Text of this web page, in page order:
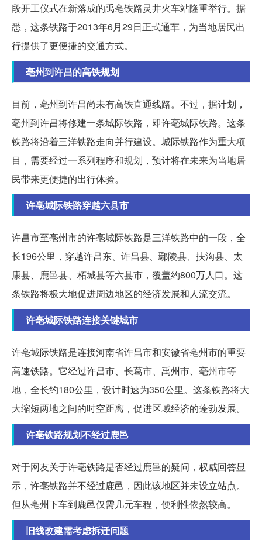
段开工仪式在新落成的禹亳铁路灵井火车站隆重举行。据
悉，这条铁路于2013年6月29日正式通车，为当地居民出
行提供了更便捷的交通方式。
亳州到许昌的高铁规划
目前，亳州到许昌尚未有高铁直通线路。不过，据计划，
亳州到许昌将修建一条城际铁路，即许亳城际铁路。这条
铁路将沿着三洋铁路走向并行建设。城际铁路作为重大项
目，需要经过一系列程序和规划，预计将在未来为当地居
民带来更便捷的出行体验。
许亳城际铁路穿越六县市
许昌市至亳州市的许亳城际铁路是三洋铁路中的一段，全
长196公里，穿越许昌东、许昌县、鄢陵县、扶沟县、太
康县、鹿邑县、柘城县等六县市，覆盖约800万人口。这
条铁路将极大地促进周边地区的经济发展和人流交流。
许亳城际铁路连接关键城市
许亳城际铁路是连接河南省许昌市和安徽省亳州市的重要
高速铁路。它经过许昌市、长葛市、禹州市、亳州市等
地，全长约180公里，设计时速为350公里。这条铁路将大
大缩短两地之间的时空距离，促进区域经济的蓬勃发展。
许亳铁路规划不经过鹿邑
对于网友关于许亳铁路是否经过鹿邑的疑问，权威回答显
示，许亳铁路并不经过鹿邑，因此该地区并未设立站点。
但从亳州下车到鹿邑仅需几元车程，便利性依然较高。
旧线改建需考虑拆迁问题